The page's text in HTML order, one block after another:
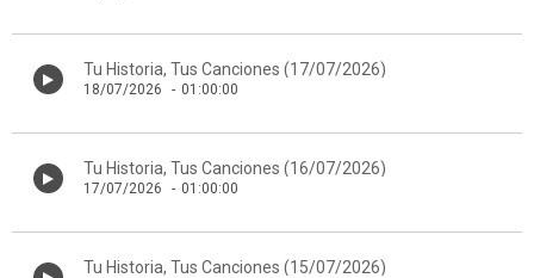
Tu Historia, Tus Canciones (17/07/2026)
18/07/2026 - 01:00:00
Tu Historia, Tus Canciones (16/07/2026)
17/07/2026 - 01:00:00
Tu Historia, Tus Canciones (15/07/2026)